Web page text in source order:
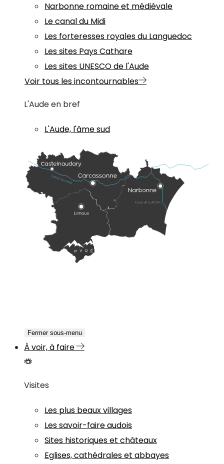
Narbonne romaine et médiévale
Le canal du Midi
Les forteresses royales du Languedoc
Les sites Pays Cathare
Les sites UNESCO de l'Aude
Voir tous les incontournables
L'Aude en bref
L'Aude, l'âme sud
Fermer sous-menu
À voir, à faire
Visites
Les plus beaux villages
Les savoir-faire audois
Sites historiques et châteaux
Eglises, cathédrales et abbayes